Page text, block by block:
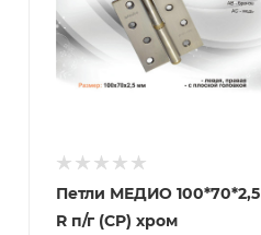
Петли МЕДИО 100*70*2,5
R п/г (CP) хром